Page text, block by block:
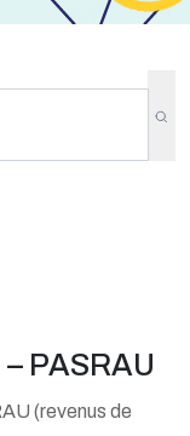
PASRAU
(revenus de